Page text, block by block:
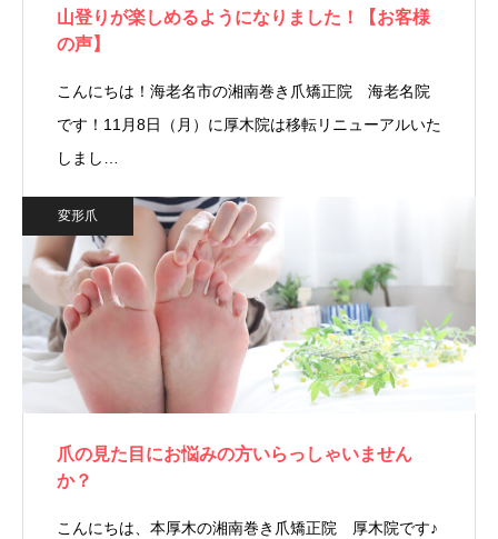
山登りが楽しめるようになりました！【お客様
の声】
こんにちは！海老名市の湘南巻き爪矯正院 海老名院
です！11月8日（月）に厚木院は移転リニューアルいた
しまし…
変形爪
爪の見た目にお悩みの方いらっしゃいません
か？
こんにちは、本厚木の湘南巻き爪矯正院 厚木院です♪